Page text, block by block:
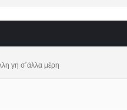
γη σ΄άλλα μέρη